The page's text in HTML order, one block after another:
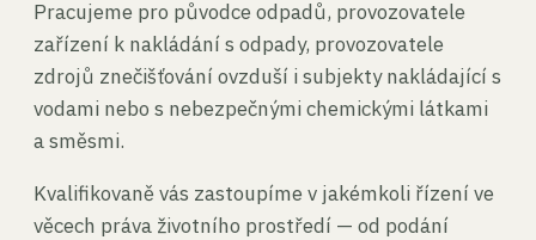
Pracujeme pro původce odpadů, provozovatele
zařízení k nakládání s odpady, provozovatele
zdrojů znečišťování ovzduší i subjekty nakládající s
vodami nebo s nebezpečnými chemickými látkami
a směsmi.
Kvalifikovaně vás zastoupíme v jakémkoli řízení ve
věcech práva životního prostředí — od podání